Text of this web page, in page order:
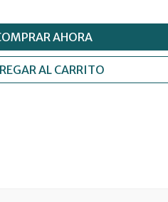
AHORA
AL CARRITO